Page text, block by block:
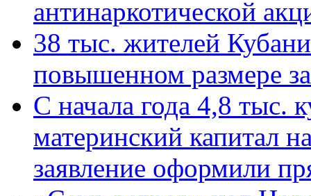
антинаркотической
38 тыс. жителей
повышенном размере
С начала года 4,8 тыс.
материнский капитал
заявление оформили